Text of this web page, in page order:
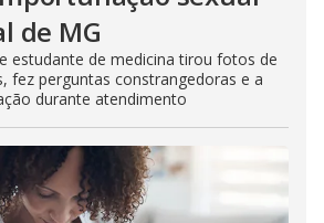
de MG
estudante de medicina tirou fotos de
fez perguntas constrangedoras e a
durante atendimento